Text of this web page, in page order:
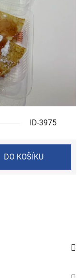
ID-3975
DO KOŠÍKU